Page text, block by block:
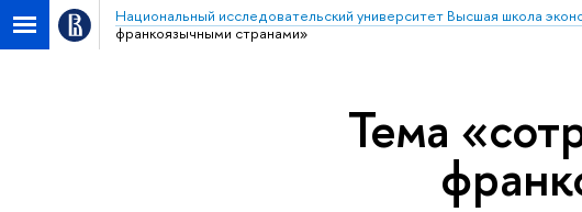
Национальный исследовательский университет Высшая школа
франкоязычными странами»
Тема